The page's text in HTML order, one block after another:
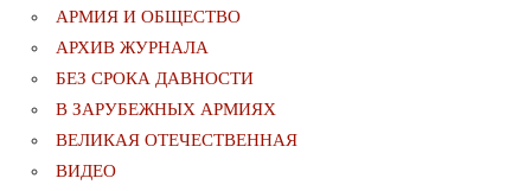
АРМИЯ И ОБЩЕСТВО
АРХИВ ЖУРНАЛА
БЕЗ СРОКА ДАВНОСТИ
В ЗАРУБЕЖНЫХ АРМИЯХ
ВЕЛИКАЯ ОТЕЧЕСТВЕННАЯ
ВИДЕО